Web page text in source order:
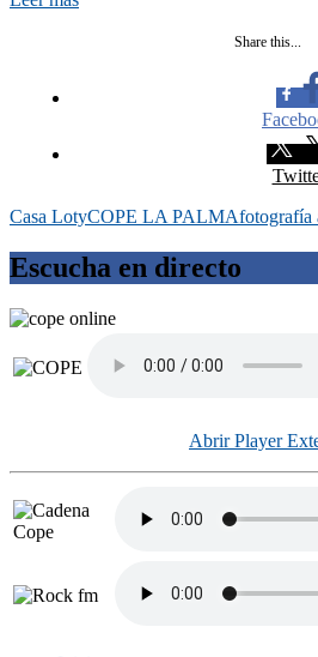
Share this...
Casa LotyCOPE LA PALMAfotografía
Escucha en directo
Abrir Player